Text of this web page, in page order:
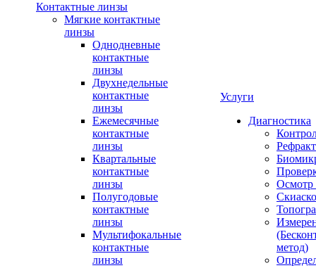
Контактные линзы
Мягкие контактные
линзы
Однодневные
контактные
линзы
Двухнедельные
контактные
линзы
Ежемесячные
контактные
линзы
Квартальные
контактные
линзы
Полугодовые
контактные
линзы
Мультифокальные
контактные
линзы
Услуги
Диагностика
Осмотр
метод)